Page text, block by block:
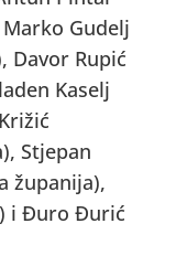
Gudelj
Davor Rupić
Kaselj
Stjepan
županija),
i Đuro Đurić